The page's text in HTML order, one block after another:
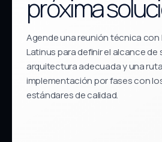
próxima
Agende una reunión técnica
Latinus para definir el alcance de
arquitectura adecuada y una
implementación por fases con
estándares de calidad.